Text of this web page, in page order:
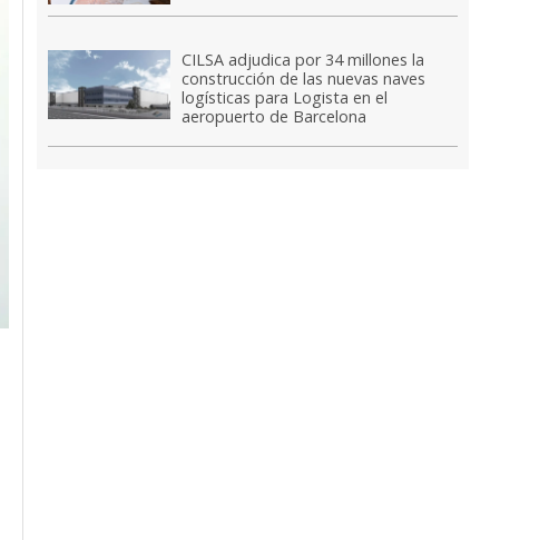
CILSA adjudica por 34 millones la
construcción de las nuevas naves
logísticas para Logista en el
aeropuerto de Barcelona